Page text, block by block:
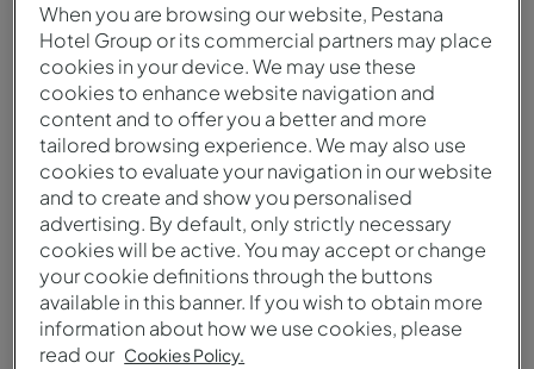
Destino / Hotel*
Precisa de salas de reunião?
Sim
Não
When you are browsing our website, Pestana
Hotel Group or its commercial partners may place
cookies in your device. We may use these
cookies to enhance website navigation and
content and to offer you a better and more
tailored browsing experience. We may also use
cookies to evaluate your navigation in our website
and to create and show you personalised
advertising. By default, only strictly necessary
cookies will be active. You may accept or change
your cookie definitions through the buttons
available in this banner. If you wish to obtain more
information about how we use cookies, please
read our Cookies Policy.